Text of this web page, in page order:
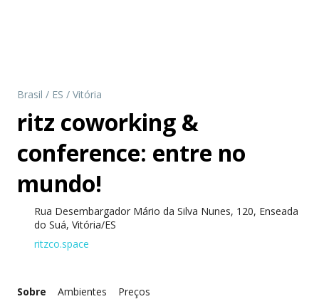
Brasil / ES / Vitória
ritz coworking &
conference: entre no
mundo!
Rua Desembargador Mário da Silva Nunes, 120, Enseada
do Suá, Vitória/ES
ritzco.space
Sobre Ambientes Preços